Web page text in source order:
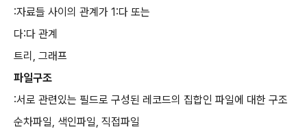
:자료들 사이의 관계가 1:다 또는
다:다 관계
트리, 그래프
파일구조
:서로 관련있는 필드로 구성된 레코드의 집합인 파일에 대한 구조
순차파일, 색인파일, 직접파일